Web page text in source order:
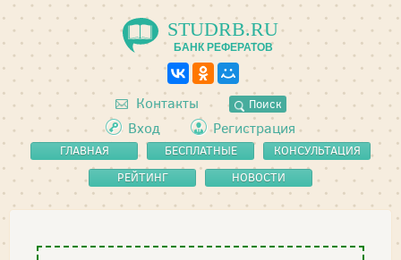
STUDRB.RU
БАНК РЕФЕРАТОВ
Контакты Поиск
Вход Регистрация
ГЛАВНАЯ
БЕСПЛАТНЫЕ
РЕФЕРАТЫ
КОНСУЛЬТАЦИЯ
РЕЙТИНГ
НОВОСТИ